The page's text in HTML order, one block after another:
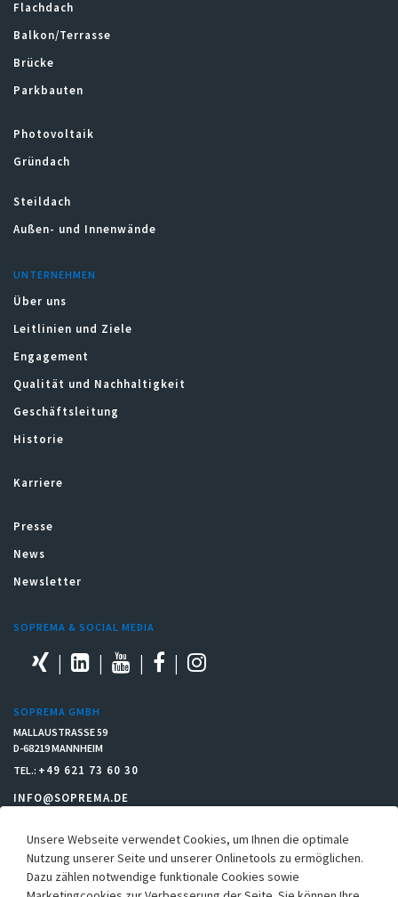
Flachdach
Balkon/Terrasse
Brücke
Parkbauten
Photovoltaik
Gründach
Steildach
Außen- und Innenwände
UNTERNEHMEN
Über uns
Leitlinien und Ziele
Engagement
Qualität und Nachhaltigkeit
Geschäftsleitung
Historie
Karriere
Presse
News
Newsletter
SOPREMA & SOCIAL MEDIA
SOPREMA GMBH
MALLAUSTRASSE 59
D-68219 MANNHEIM
TEL.: +49 621 73 60 30
INFO@SOPREMA.DE
Einkaufsbedingungen
Unsere Webseite verwendet Cookies, um Ihnen die optimale
Nutzung unserer Seite und unserer Onlinetools zu ermöglichen.
Dazu zählen notwendige funktionale Cookies sowie